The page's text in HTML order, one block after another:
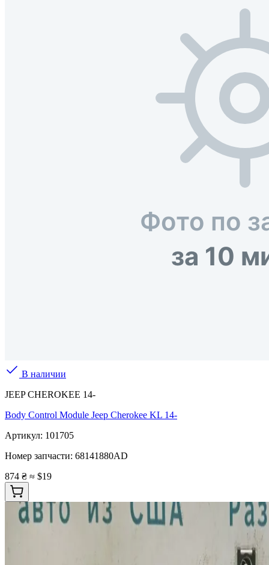
В наличии
JEEP CHEROKEE 14-
Body Control Module Jeep Cherokee KL 14-
Артикул: 101705
Номер запчасти: 68141880AD
874 ₴ ≈ $19